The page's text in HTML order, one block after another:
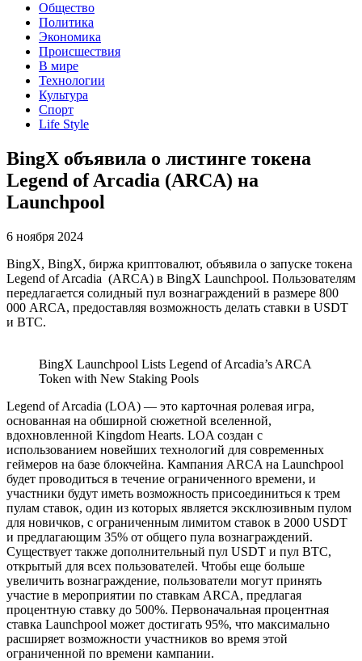
Общество
Политика
Экономика
Происшествия
В мире
Технологии
Культура
Спорт
Life Style
BingX объявила о листинге токена
Legend of Arcadia (ARCA) на
Launchpool
6 ноября 2024
BingX, BingX, биржа криптовалют, объявила о запуске токена
Legend of Arcadia (ARCA) в BingX Launchpool. Пользователям
передлагается солидный пул вознаграждений в размере 800
000 ARCA, предоставляя возможность делать ставки в USDT
и BTC.
BingX Launchpool Lists Legend of Arcadia’s ARCA
Token with New Staking Pools
Legend of Arcadia (LOA) — это карточная ролевая игра,
основанная на обширной сюжетной вселенной,
вдохновленной Kingdom Hearts. LOA создан с
использованием новейших технологий для современных
геймеров на базе блокчейна. Кампания ARCA на Launchpool
будет проводиться в течение ограниченного времени, и
участники будут иметь возможность присоединиться к трем
пулам ставок, один из которых является эксклюзивным пулом
для новичков, с ограниченным лимитом ставок в 2000 USDT
и предлагающим 35% от общего пула вознаграждений.
Существует также дополнительный пул USDT и пул BTC,
открытый для всех пользователей. Чтобы еще больше
увеличить вознаграждение, пользователи могут принять
участие в мероприятии по ставкам ARCA, предлагая
процентную ставку до 500%. Первоначальная процентная
ставка Launchpool может достигать 95%, что максимально
расширяет возможности участников во время этой
ограниченной по времени кампании.